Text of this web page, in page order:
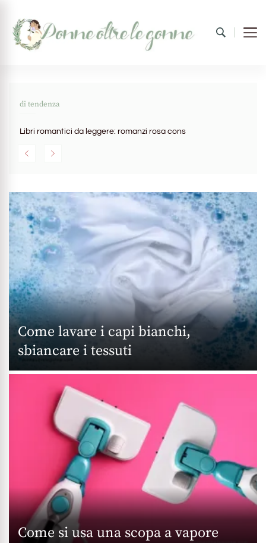
di tendenza
Libri romantici da leggere: romanzi rosa consigliati
Come lavare i capi bianchi,
sbiancare i tessuti
Come si usa una scopa a vapore